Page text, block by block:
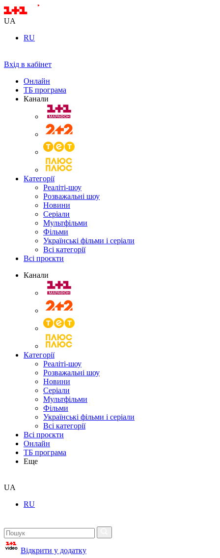
UA
RU
Вхід в кабінет
Онлайн
ТБ програма
Канали
Категорії
Реаліті-шоу
Розважальні шоу
Новини
Серіали
Мультфільми
Фільми
Українські фільми і серіали
Всі категорії
Всі проєкти
Канали
Категорії
Реаліті-шоу
Розважальні шоу
Новини
Серіали
Мультфільми
Фільми
Українські фільми і серіали
Всі категорії
Всі проєкти
Онлайн
ТБ програма
Еще
UA
RU
Відкрити у додатку